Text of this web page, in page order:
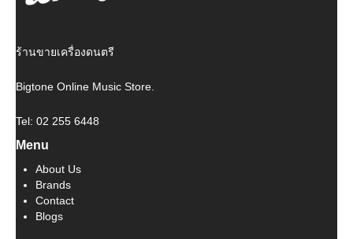
ร้านขายเครื่องดนตรี
Bigtone Online Music Store.
Tel: 02 255 6448
Menu
About Us
Brands
Contact
Blogs